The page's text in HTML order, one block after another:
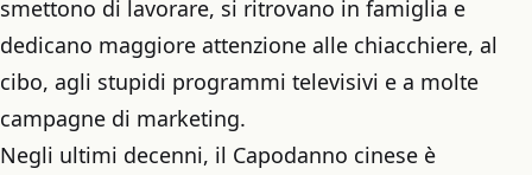
smettono di lavorare, si ritrovano in famiglia e
dedicano maggiore attenzione alle chiacchiere, al
cibo, agli stupidi programmi televisivi e a molte
campagne di marketing.
Negli ultimi decenni, il Capodanno cinese è